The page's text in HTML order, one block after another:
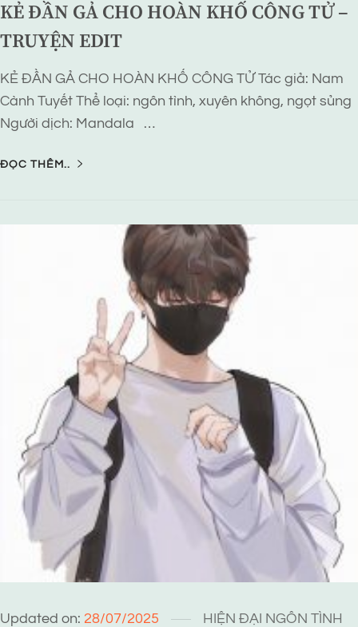
KẺ ĐẦN GẢ CHO HOÀN KHỐ CÔNG TỬ –
TRUYỆN EDIT
KẺ ĐẦN GẢ CHO HOÀN KHỐ CÔNG TỬ Tác giả: Nam
Cành Tuyết Thể loại: ngôn tình, xuyên không, ngọt sủng
Người dịch: Mandala …
ĐỌC THÊM..
Updated on: 28/07/2025 HIỆN ĐẠI NGÔN TÌNH